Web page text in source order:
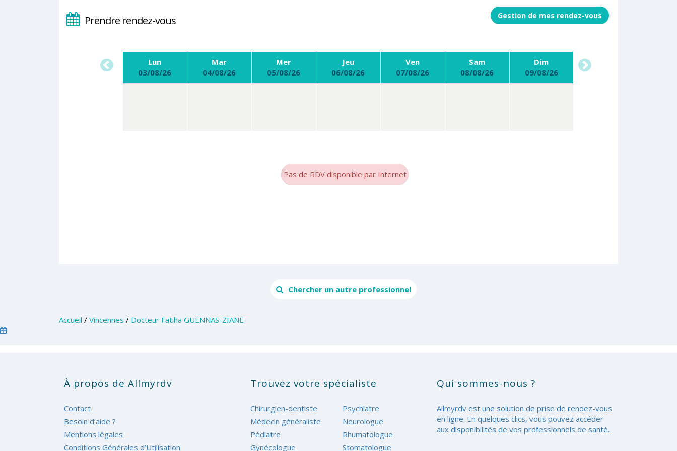
Prendre rendez-vous
Lun
03/08/26
Mar
04/08/26
Mer
05/08/26
Jeu
06/08/26
Ven
07/08/26
Sam
08/08/26
Dim
09/08/26
Pas de RDV disponible par Internet
Chercher un autre professionnel
Accueil / Vincennes / Docteur Fatiha GUENNAS-ZIANE
À propos de Allmyrdv
Contact
Besoin d’aide ?
Mentions légales
Conditions Générales d’Utilisation
Trouvez votre spécialiste
Chirurgien-dentiste
Médecin généraliste
Pédiatre
Gynécologue
Psychiatre
Neurologue
Rhumatologue
Stomatologue
Qui sommes-nous ?
Allmyrdv est une solution de prise de rendez-vous
en ligne. En quelques clics, vous pouvez accéder
aux disponibilités de vos professionnels de santé.